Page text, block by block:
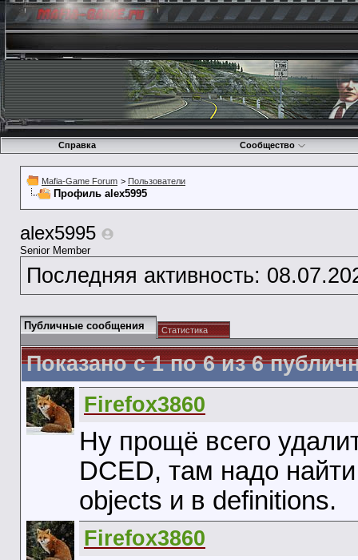
Справка Сообщество
Mafia-Game Forum > Пользователи
Профиль alex5995
alex5995
Senior Member
Последняя активность:
Публичные сообщения Статистика
Показано с 1 по6из6
Firefox3860
Ну прощё всего
DCED, там надо
objects и в definitions.
Firefox3860